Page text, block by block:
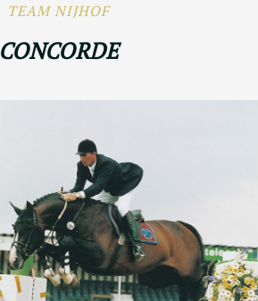
TEAM NIJHOF
CONCORDE